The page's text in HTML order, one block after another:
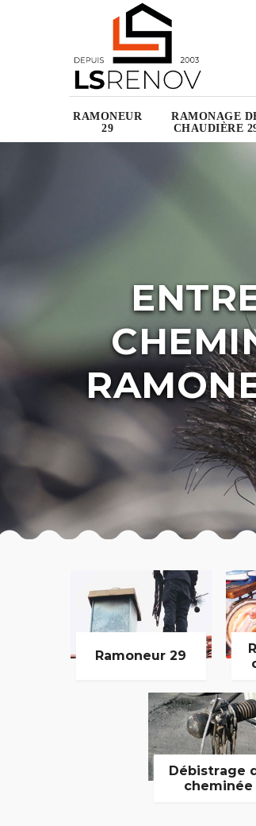
RAMONEUR
29
RAMONAGE
CHAUDIÈRE
Ramoneur 29
Débistrage
cheminée